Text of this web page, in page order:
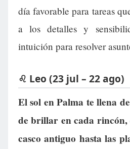
día favorable para tareas
a los detalles y
intuición para resolver
♌ Leo (23 jul – 22 ago)
El sol en Palma te llena
de brillar en cada rincón,
casco antiguo hasta las